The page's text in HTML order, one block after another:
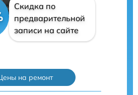
Скидка по
предварительной
записи на сайте
на ремонт